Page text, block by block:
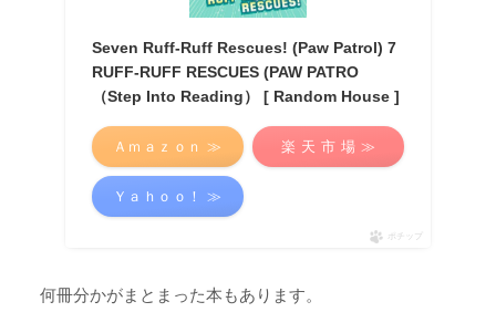
Seven Ruff-Ruff Rescues! (Paw Patrol) 7
RUFF-RUFF RESCUES (PAW PATRO
（Step Into Reading） [ Random House ]
Ａｍａｚｏｎ ≫ 楽 天 市 場 ≫
Ｙａｈｏｏ！ ≫
ポチップ
何冊分かがまとまった本もあります。